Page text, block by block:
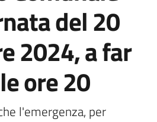
del 20
2024, a far
ore 20
l'emergenza, per